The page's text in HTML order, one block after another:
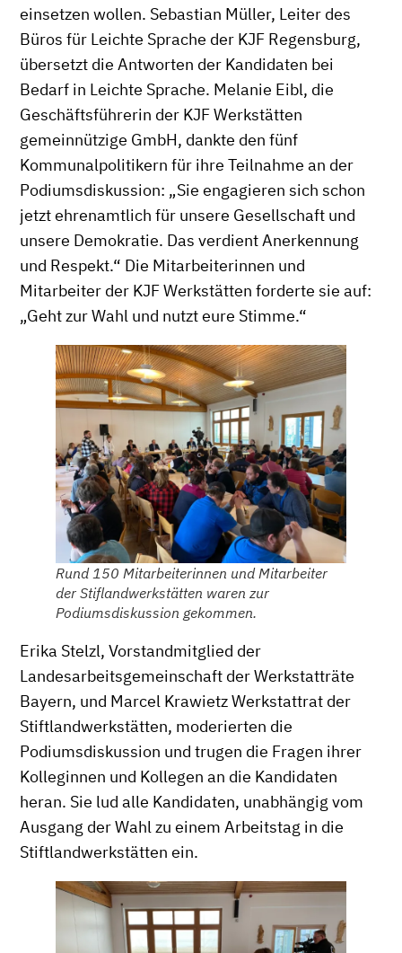
einsetzen wollen. Sebastian Müller, Leiter des
Büros für Leichte Sprache der KJF Regensburg,
übersetzt die Antworten der Kandidaten bei
Bedarf in Leichte Sprache. Melanie Eibl, die
Geschäftsführerin der KJF Werkstätten
gemeinnützige GmbH, dankte den fünf
Kommunalpolitikern für ihre Teilnahme an der
Podiumsdiskussion: „Sie engagieren sich schon
jetzt ehrenamtlich für unsere Gesellschaft und
unsere Demokratie. Das verdient Anerkennung
und Respekt.“ Die Mitarbeiterinnen und
Mitarbeiter der KJF Werkstätten forderte sie auf:
„Geht zur Wahl und nutzt eure Stimme.“
Rund 150 Mitarbeiterinnen und Mitarbeiter
der Stiflandwerkstätten waren zur
Podiumsdiskussion gekommen.
Erika Stelzl, Vorstandmitglied der
Landesarbeitsgemeinschaft der Werkstatträte
Bayern, und Marcel Krawietz Werkstattrat der
Stiftlandwerkstätten, moderierten die
Podiumsdiskussion und trugen die Fragen ihrer
Kolleginnen und Kollegen an die Kandidaten
heran. Sie lud alle Kandidaten, unabhängig vom
Ausgang der Wahl zu einem Arbeitstag in die
Stiftlandwerkstätten ein.